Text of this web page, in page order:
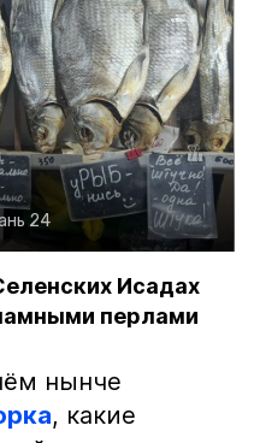
24
Исадах
перлами
нынче
, какие